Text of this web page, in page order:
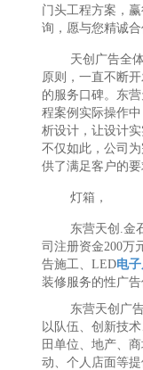
门头工程方案，
询，愿与您精诚合
天创广告全
原则，一直不断
的服务口碑。东
程案例实际操作
析设计，让设计
不仅如此，公司
供了满足客户的要
灯箱，
东营天创.金
司注册资金200万
告施工、LED电
装修服务的性广告
东营天创广
以队伍、创新技
田单位、地产、
动、个人店面等